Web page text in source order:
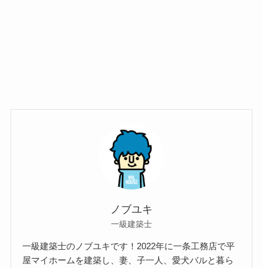
ノブユキ
一級建築士
一級建築士のノブユキです！2022年に一条工務店で平
屋マイホームを建築し、妻、子一人、愛犬バルと暮ら